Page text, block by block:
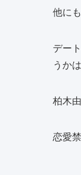
他に
デー
うか
柏木
恋愛